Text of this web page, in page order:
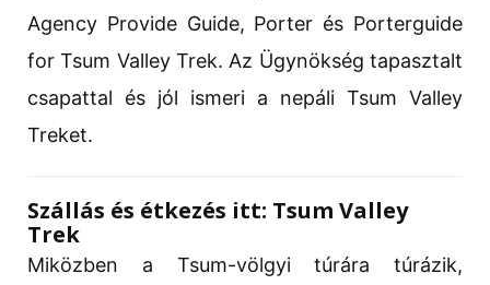
Agency Provide Guide, Porter és Porterguide
for Tsum Valley Trek. Az Ügynökség tapasztalt
csapattal és jól ismeri a nepáli Tsum Valley
Treket.
Szállás és étkezés itt: Tsum Valley
Trek
Miközben a Tsum-völgyi túrára túrázik,